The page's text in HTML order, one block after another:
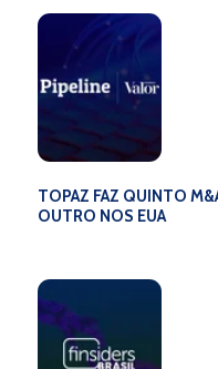
financeiras. Fique por
para explorar as novas
TOPAZ FAZ QUINTO
OUTRO NOS EUA